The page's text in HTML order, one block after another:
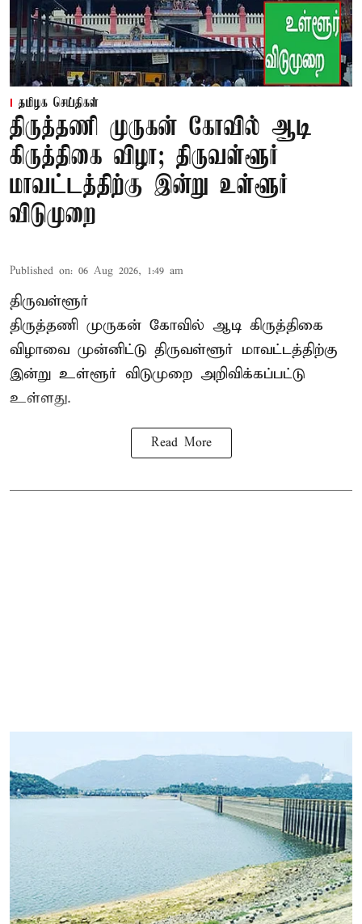
தமிழக செய்திகள்
திருத்தணி முருகன் கோவில் ஆடி
கிருத்திகை விழா; திருவள்ளூர்
மாவட்டத்திற்கு இன்று உள்ளூர்
விடுமுறை
Published on: 06 Aug 2026, 1:49 am
திருவள்ளூர்
திருத்தணி முருகன் கோவில் ஆடி கிருத்திகை
விழாவை முன்னிட்டு திருவள்ளூர் மாவட்டத்திற்கு
இன்று உள்ளூர் விடுமுறை அறிவிக்கப்பட்டு
உள்ளது.
Read More